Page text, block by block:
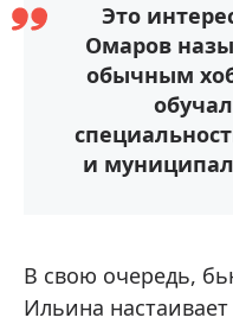
Это
Омаров
обычным
и
В свою очередь,
Ильина